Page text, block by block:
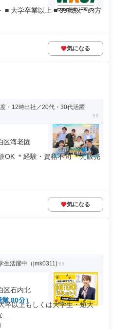
■ 大学卒業以上 ■ 39歳以下の方
気になる
・12時出社／20代・30代活躍
区海老園
OK ＊経験・資格不問 ＊元販売
気になる
生活躍中（jmk0311)
区石内北
80分）
卒以上もしくは大学生・短大